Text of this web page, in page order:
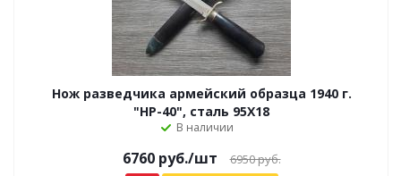
Нож разведчика армейский образца 1940 г.
"НР-40", сталь 95Х18
В наличии
6760 руб./шт 6950 руб.